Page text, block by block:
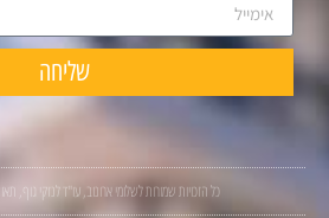
שליחה
כל הזכויות שמורות לשלומי ארונוב, עו"ד לנזקי גוף, תאונות